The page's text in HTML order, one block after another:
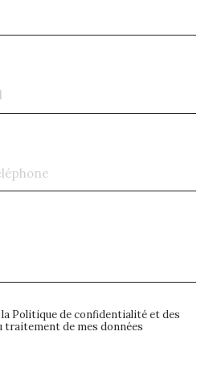
Politique de confidentialité et des
de mes données